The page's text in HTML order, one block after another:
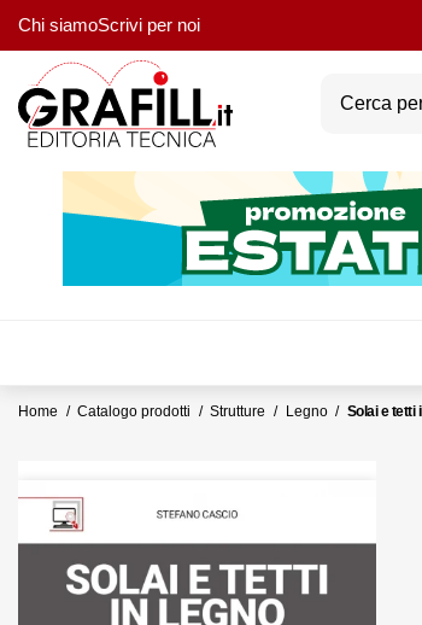
Chi siamoScrivi per noi
Home Catalogo prodotti Strutture Legno Solai e tetti